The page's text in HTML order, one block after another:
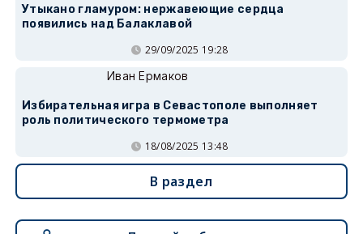
Утыкано гламуром: нержавеющие сердца
появились над Балаклавой
29/09/2025 19:28
Иван Ермаков
Избирательная игра в Севастополе выполняет
роль политического термометра
18/08/2025 13:48
В раздел